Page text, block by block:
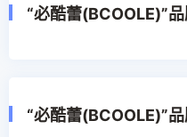
“必酷蕾(BCOOLE)”
“必酷蕾(BCOOLE)”